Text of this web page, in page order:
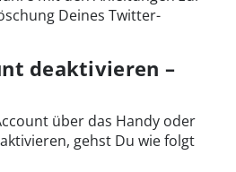
Deines Twitter-
deaktivieren –
über das Handy oder
gehst Du wie folgt